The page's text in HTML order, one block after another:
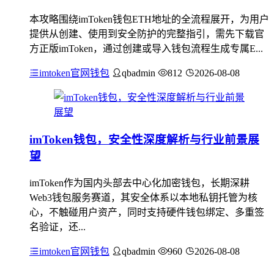
本攻略围绕imToken钱包ETH地址的全流程展开，为用户
提供从创建、使用到安全防护的完整指引，需先下载官
方正版imToken，通过创建或导入钱包流程生成专属E...
imtoken官网钱包 qbadmin 812 2026-08-08
imToken钱包，安全性深度解析与行业前景展
望
imToken作为国内头部去中心化加密钱包，长期深耕
Web3钱包服务赛道，其安全体系以本地私钥托管为核
心，不触碰用户资产，同时支持硬件钱包绑定、多重签
名验证，还...
imtoken官网钱包 qbadmin 960 2026-08-08